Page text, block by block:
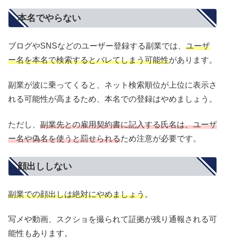
本名でやらない
ブログやSNSなどのユーザー登録する副業では、 ユーザ
ー名を本名で検索するとバレてしまう可能性があります。
副業が波に乗ってくると、ネット検索順位が上位に表示さ
れる可能性が高まるため、本名での登録はやめましょう。
ただし、 副業先との雇用契約書に記入する氏名は、ユーザ
ー名や偽名を使うと罰せられるため注意が必要です。
顔出ししない
副業での顔出しは絶対にやめましょう。
写メや動画、スクショを撮られて証拠が残り通報される可
能性もあります。